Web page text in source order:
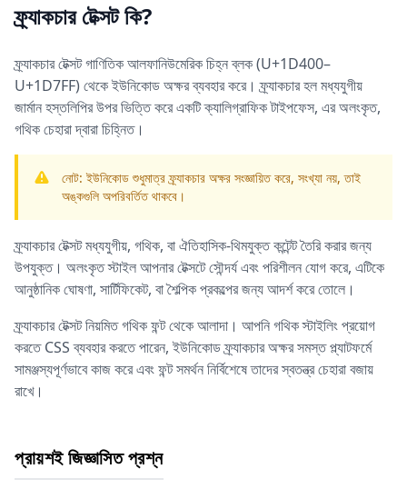
ফ্র্যাকচার টেক্সট কি?
ফ্র্যাকচার টেক্সট গাণিতিক আলফানিউমেরিক চিহ্ন ব্লক (U+1D400–
U+1D7FF) থেকে ইউনিকোড অক্ষর ব্যবহার করে। ফ্র্যাকচার হল মধ্যযুগীয়
জার্মান হস্তলিপির উপর ভিত্তি করে একটি ক্যালিগ্রাফিক টাইপফেস, এর অলংকৃত,
গথিক চেহারা দ্বারা চিহ্নিত।
নোট: ইউনিকোড শুধুমাত্র ফ্র্যাকচার অক্ষর সংজ্ঞায়িত করে, সংখ্যা নয়, তাই
অঙ্কগুলি অপরিবর্তিত থাকবে।
ফ্র্যাকচার টেক্সট মধ্যযুগীয়, গথিক, বা ঐতিহাসিক-থিমযুক্ত কন্টেন্ট তৈরি করার জন্য
উপযুক্ত। অলংকৃত স্টাইল আপনার টেক্সটে সৌন্দর্য এবং পরিশীলন যোগ করে, এটিকে
আনুষ্ঠানিক ঘোষণা, সার্টিফিকেট, বা শৈল্পিক প্রকল্পের জন্য আদর্শ করে তোলে।
ফ্র্যাকচার টেক্সট নিয়মিত গথিক ফন্ট থেকে আলাদা। আপনি গথিক স্টাইলিং প্রয়োগ
করতে CSS ব্যবহার করতে পারেন, ইউনিকোড ফ্র্যাকচার অক্ষর সমস্ত প্ল্যাটফর্মে
সামঞ্জস্যপূর্ণভাবে কাজ করে এবং ফন্ট সমর্থন নির্বিশেষে তাদের স্বতন্ত্র চেহারা বজায়
রাখে।
প্রায়শই জিজ্ঞাসিত প্রশ্ন